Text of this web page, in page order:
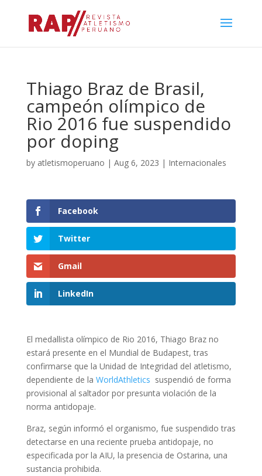
Thiago Braz de Brasil,
campeón olímpico de
Rio 2016 fue suspendido
por doping
by atletismoperuano | Aug 6, 2023 | Internacionales
Facebook
Twitter
Gmail
LinkedIn
El medallista olímpico de Rio 2016, Thiago Braz no
estará presente en el Mundial de Budapest, tras
confirmarse que la Unidad de Integridad del atletismo,
dependiente de la WorldAthletics suspendió de forma
provisional al saltador por presunta violación de la
norma antidopaje.
Braz, según informó el organismo, fue suspendido tras
detectarse en una reciente prueba antidopaje, no
especificada por la AIU, la presencia de Ostarina, una
sustancia prohibida.